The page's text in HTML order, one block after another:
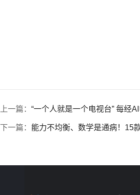
上一篇： “一个人就是一个电视台” 每经
下一篇： 能力不均衡、数学是通病！15